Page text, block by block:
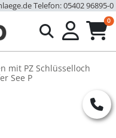
Telefon: 05402 96895-0
0
mit PZ Schlüsselloch
See P